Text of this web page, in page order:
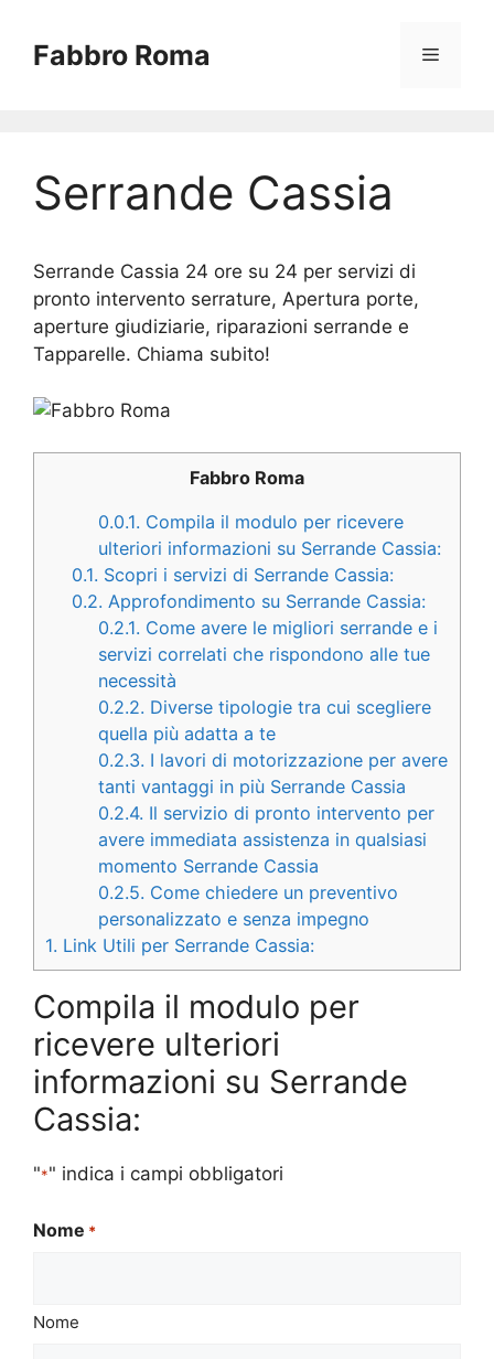
contenuto
Fabbro Roma Menu
Serrande Cassia
Serrande Cassia 24 ore su 24 per servizi di
pronto intervento serrature, Apertura porte,
aperture giudiziarie, riparazioni serrande e
Tapparelle. Chiama subito!
Fabbro Roma
0.0.1. Compila il modulo per ricevere
ulteriori informazioni su Serrande Cassia:
0.1. Scopri i servizi di Serrande Cassia:
0.2. Approfondimento su Serrande Cassia:
0.2.1. Come avere le migliori serrande e i
servizi correlati che rispondono alle tue
necessità
0.2.2. Diverse tipologie tra cui scegliere
quella più adatta a te
0.2.3. I lavori di motorizzazione per avere
tanti vantaggi in più Serrande Cassia
0.2.4. Il servizio di pronto intervento per
avere immediata assistenza in qualsiasi
momento Serrande Cassia
0.2.5. Come chiedere un preventivo
personalizzato e senza impegno
1. Link Utili per Serrande Cassia:
Compila il modulo per
ricevere ulteriori
informazioni su Serrande
Cassia:
"*" indica i campi obbligatori
Nome *
Nome